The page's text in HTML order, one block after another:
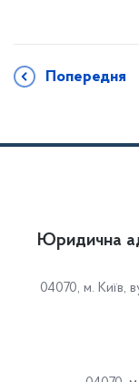
Попередня
Юридична
04070, м. Київ,